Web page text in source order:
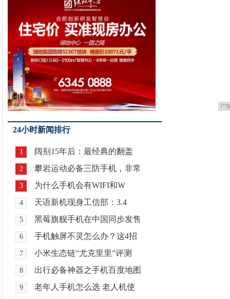
广
24小时新闻排行
1 阔别15年后：最经典的翻盖
2 攀岩运动必备三防手机，非常
3 为什么手机会有WIFI和W
4 天语新机现身工信部：3.4
5 黑莓旗舰手机在中国同步发售
6 手机触屏不灵怎么办？这4招
7 小米生态链“尤克里里”评测
8 出行必备神器之手机百度地图
9 老年人手机怎么选 老人机使